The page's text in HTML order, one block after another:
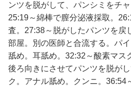
ンツを脱がして、パンシミをチ
25:19～綿棒で膣分泌液採取。
査。27:38～脱がしたパンツを戻
部屋。別の医師と合流する。パ
舐め。耳舐め。32:32～酸素マス
後ろ向きにさせてパンツを脱が
ク。アナル舐め。クンニ。36:54